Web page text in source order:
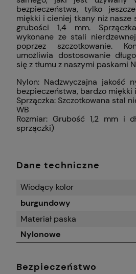
bezpieczeństwa, tylko
miękki i cieniej tkany niż
grubości 1,4 mm.
wykonane ze stali
poprzez szczotkowanie.
umożliwia dostosowanie
się z tłumu z naszymi paskami
Nylon: Nadzwyczajna jakość
bezpieczeństwa, bardzo miękki
Sprzączka: Szczotkowana stal
WB
Rozmiar: Grubość 1,2 mm i
sprzączki)
Dane techniczne
Wiodący kolor
burgundowy
Materiał paska
Nylonowe
Bezpieczeństwo